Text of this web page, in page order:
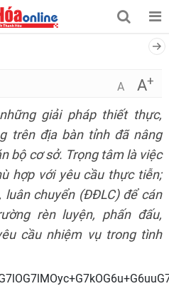
A A+
giải pháp thiết thực,
trên địa bàn tỉnh đã nâng
bộ cơ sở. Trọng tâm là việc
hợp với yêu cầu thực tiễn;
luân chuyển (ĐĐLC) để cán
rèn luyện, phấn đấu,
cầu nhiệm vụ trong tình